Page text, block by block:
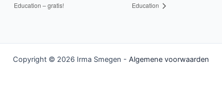
Education – gratis!
Education
Copyright © 2026 Irma Smegen - Algemene voorwaarden